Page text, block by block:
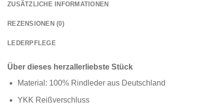
ZUSÄTZLICHE INFORMATIONEN
REZENSIONEN (0)
LEDERPFLEGE
Über dieses herzallerliebste Stück
Material: 100% Rindleder aus Deutschland
YKK Reißverschluss